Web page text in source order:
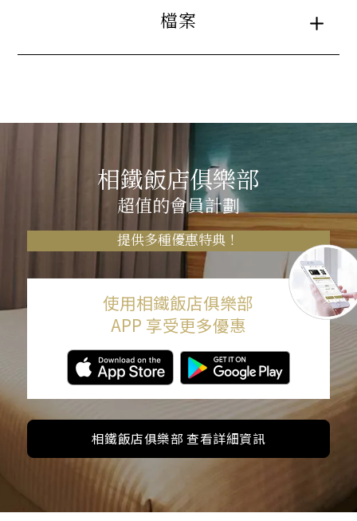
檔案
相鐵飯店俱樂部
超值的會員計劃
提供多種優惠特典！
使用相鐵飯店俱樂部
APP 享受更多優惠
相鐵飯店俱樂部 查看詳細資訊